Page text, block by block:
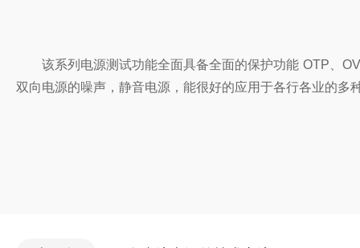
该系列电源测试功能全面具备全面的保护功能 OTP、
双向电源的噪声，静音电源，能很好的应用于各行各业的多